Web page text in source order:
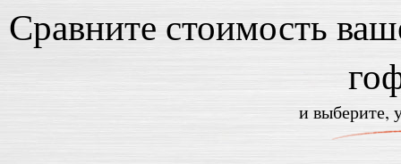
Сравните стоимость
и выберите,